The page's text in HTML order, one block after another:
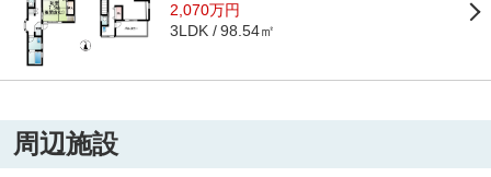
2,070万円
3LDK 98.54㎡
周辺施設